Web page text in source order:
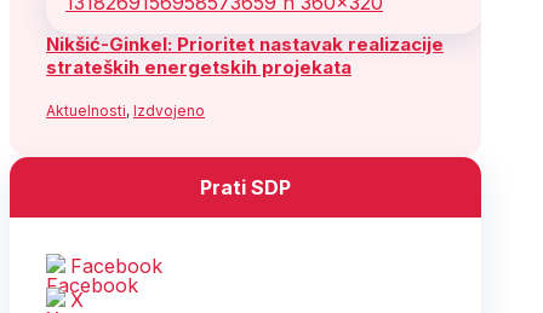
Nikšić-Ginkel: Prioritet nastavak realizacije
strateških energetskih projekata
Aktuelnosti, Izdvojeno
Prati SDP
Facebook
X